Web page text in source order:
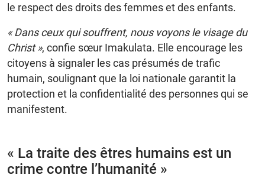
le respect des droits des femmes et des enfants.
« Dans ceux qui souffrent, nous voyons le visage du
Christ », confie sœur Imakulata. Elle encourage les
citoyens à signaler les cas présumés de trafic
humain, soulignant que la loi nationale garantit la
protection et la confidentialité des personnes qui se
manifestent.
« La traite des êtres humains est un
crime contre l’humanité »